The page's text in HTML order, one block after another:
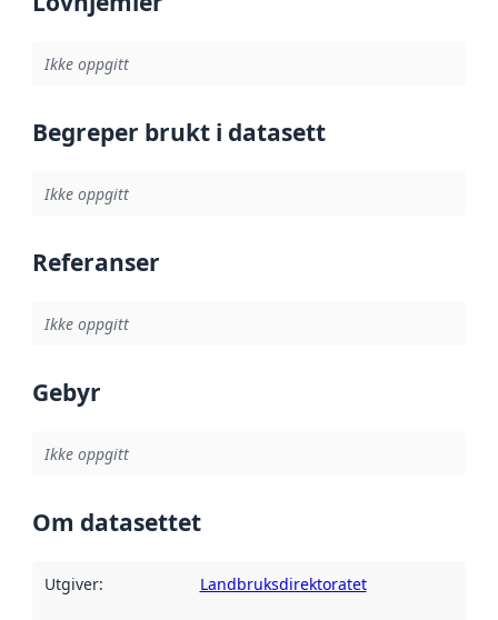
Ikke oppgitt
Begreper brukt i datasett
Ikke oppgitt
Referanser
Ikke oppgitt
Gebyr
Ikke oppgitt
Om datasettet
Utgiver: Landbruksdirektoratet